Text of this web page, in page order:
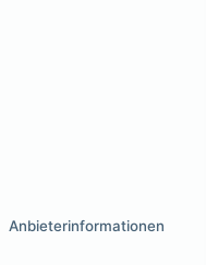
Anbieterinformationen